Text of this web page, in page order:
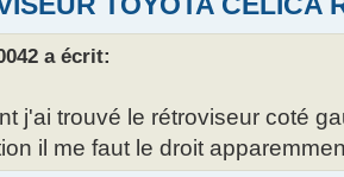
a écrit:
j'ai trouvé le rétroviseur coté
il me faut le droit